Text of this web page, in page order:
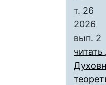
т. 26
2026
вып. 2